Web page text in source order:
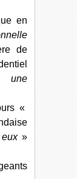
en
de
une
«
eux»